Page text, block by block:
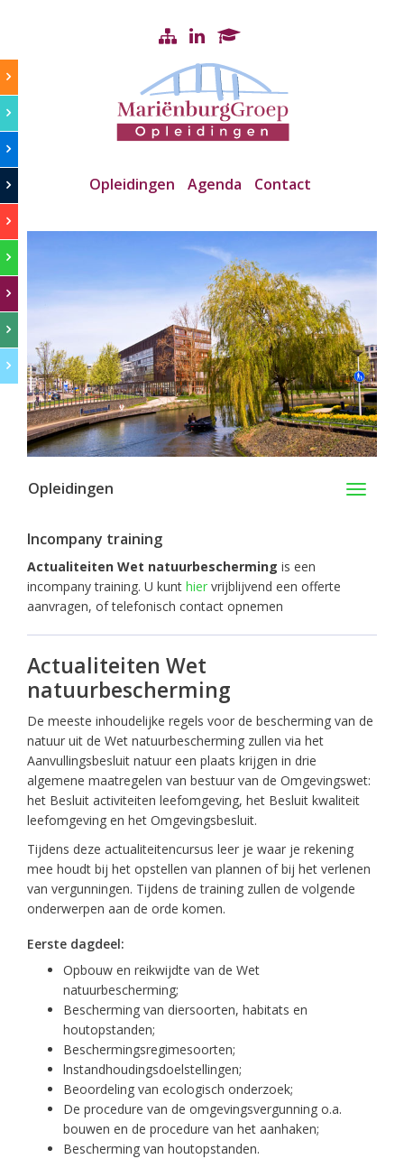
Opleidingen Agenda Contact
Toggle
Opleidingen
Incompany training
Actualiteiten Wet natuurbescherming is een
incompany training. U kunt hier vrijblijvend een offerte
aanvragen, of telefonisch contact opnemen
Actualiteiten Wet
natuurbescherming
De meeste inhoudelijke regels voor de bescherming van de
natuur uit de Wet natuurbescherming zullen via het
Aanvullingsbesluit natuur een plaats krijgen in drie
algemene maatregelen van bestuur van de Omgevingswet:
het Besluit activiteiten leefomgeving, het Besluit kwaliteit
leefomgeving en het Omgevingsbesluit.
Tijdens deze actualiteitencursus leer je waar je rekening
mee houdt bij het opstellen van plannen of bij het verlenen
van vergunningen. Tijdens de training zullen de volgende
onderwerpen aan de orde komen.
Eerste dagdeel:
Opbouw en reikwijdte van de Wet
natuurbescherming;
Bescherming van diersoorten, habitats en
houtopstanden;
Beschermingsregimesoorten;
lnstandhoudingsdoelstellingen;
Beoordeling van ecologisch onderzoek;
De procedure van de omgevingsvergunning o.a.
bouwen en de procedure van het aanhaken;
Bescherming van houtopstanden.